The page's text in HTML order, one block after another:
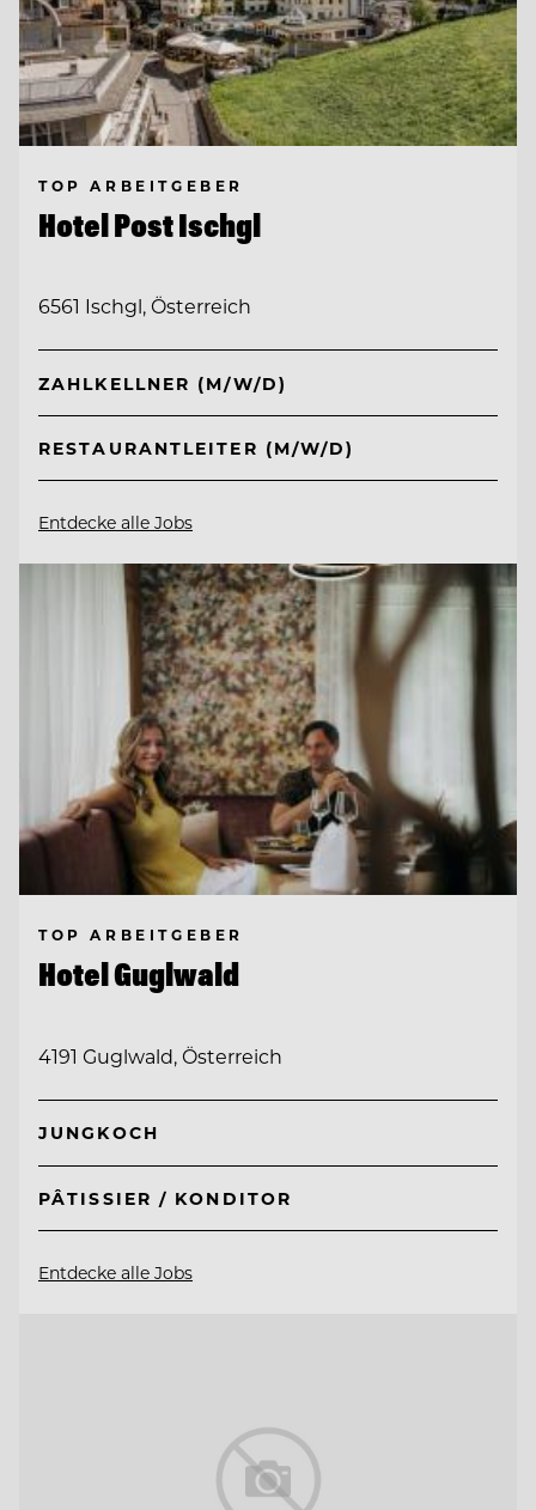
TOP ARBEITGEBER
Hotel Post Ischgl
6561 Ischgl, Österreich
ZAHLKELLNER (M/W/D)
RESTAURANTLEITER (M/W/D)
Entdecke alle Jobs
TOP ARBEITGEBER
Hotel Guglwald
4191 Guglwald, Österreich
JUNGKOCH
PÂTISSIER / KONDITOR
Entdecke alle Jobs